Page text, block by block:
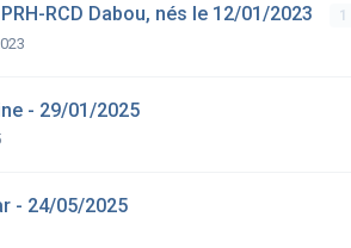
RCD Dabou, nés le 12/01/2023 1
- 29/01/2025
- 24/05/2025